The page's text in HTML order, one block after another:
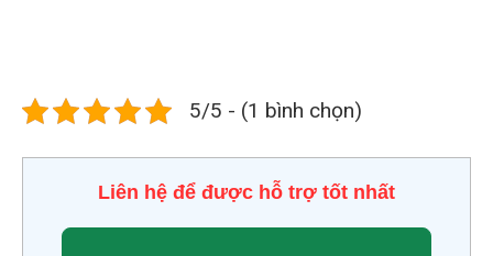
5/5 - (1 bình chọn)
Liên hệ để được hỗ trợ tốt nhất